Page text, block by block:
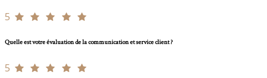
5
Quelle est votre évaluation de la communication et service client ?
5